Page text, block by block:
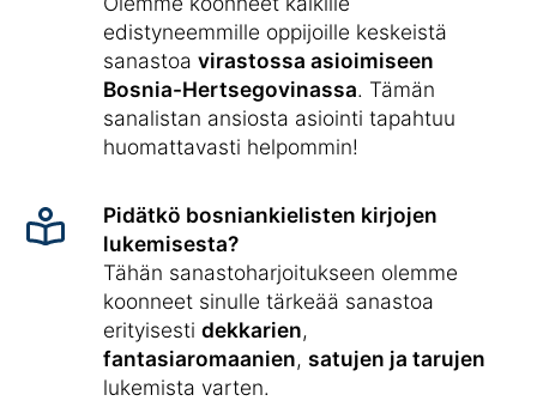
edistyneemmille oppijoille keskeistä
sanastoa virastossa asioimiseen
Bosnia-Hertsegovinassa. Tämän
sanalistan ansiosta asiointi tapahtuu
huomattavasti helpommin!
Pidätkö bosniankielisten kirjojen
lukemisesta?
Tähän sanastoharjoitukseen olemme
koonneet sinulle tärkeää sanastoa
erityisesti dekkarien,
fantasiaromaanien, satujen ja tarujen
lukemista varten.